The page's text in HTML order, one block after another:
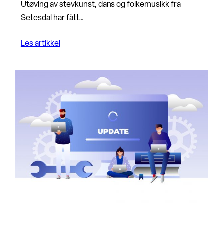
Utøving av stevkunst, dans og folkemusikk fra
Setesdal har fått…
Les artikkel